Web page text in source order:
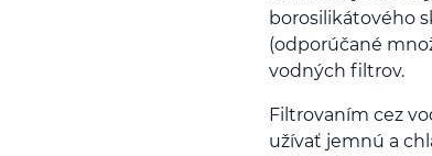
borosilikátového
(odporúčané
vodných filtrov.
Filtrovaním cez
užívať jemnú a